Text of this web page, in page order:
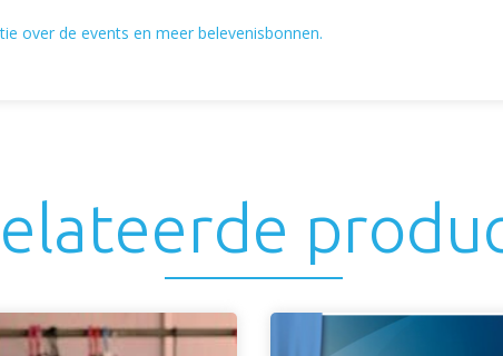
over de events en meer belevenisbonnen.